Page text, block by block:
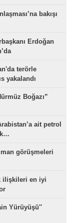
bakışı
Erdoğan
terörle
yakalandı
Boğazı”
ait petrol
görüşmeleri
ilişkileri en iyi
Yürüyüşü''